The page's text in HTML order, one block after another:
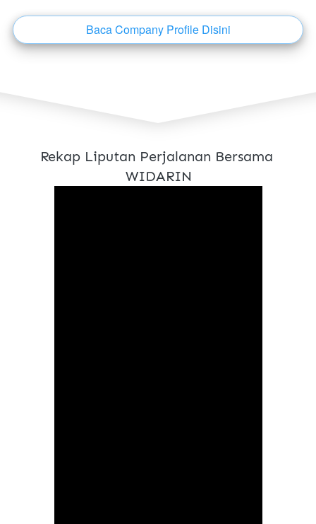
`Baca Company Profile Disini
Rekap Liputan Perjalanan Bersama
WIDARIN